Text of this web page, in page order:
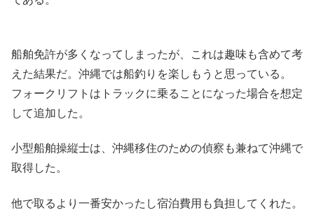
船舶免許が多くなってしまったが、これは趣味も含めて考
えた結果だ。沖縄では船釣りを楽しもうと思っている。
フォークリフトはトラックに乗ることになった場合を想定
して追加した。
小型船舶操縦士は、沖縄移住のための偵察も兼ねて沖縄で
取得した。
他で取るより一番安かったし宿泊費用も負担してくれた。